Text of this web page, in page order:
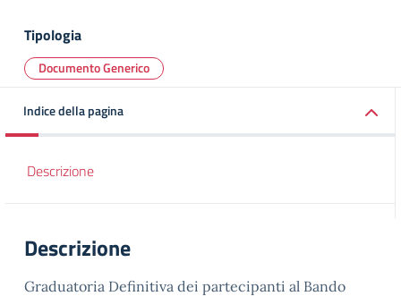
Tipologia
Documento Generico
Indice della pagina
Descrizione
Descrizione
Graduatoria Definitiva dei partecipanti al Bando